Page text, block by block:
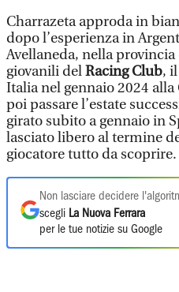
Charrazeta approda in
dopo l’esperienza in
Avellaneda, nella
giovanili delRacing Club,
Italia nel gennaio 2024 alla
poi passare l’estate
girato subito a gennaio in
lasciato libero al termine
giocatore tutto da scoprire.
Non lasciare decidere
scegli La Nuova Ferrara
per le tue notizie su Google